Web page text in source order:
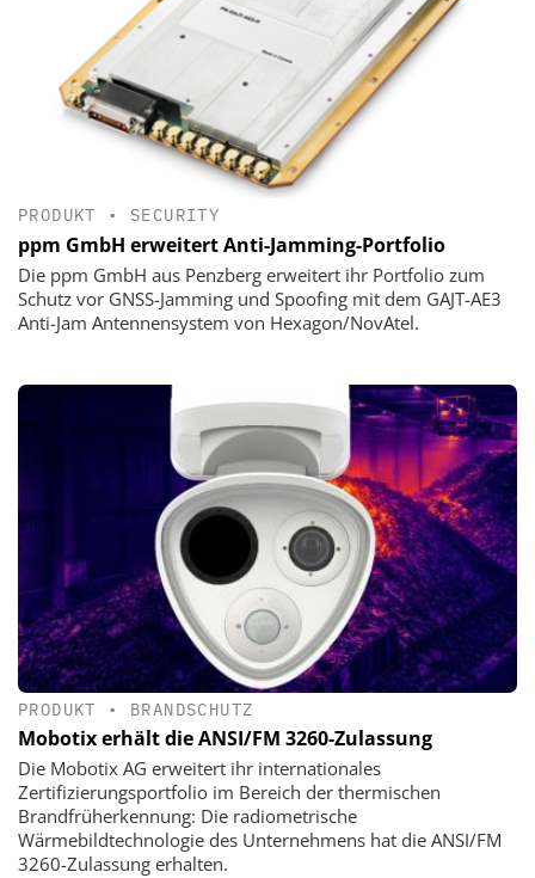
PRODUKT • SECURITY
ppm GmbH erweitert Anti-Jamming-Portfolio
Die ppm GmbH aus Penzberg erweitert ihr Portfolio zum
Schutz vor GNSS-Jamming und Spoofing mit dem GAJT-AE3
Anti-Jam Antennensystem von Hexagon/NovAtel.
PRODUKT • BRANDSCHUTZ
Mobotix erhält die ANSI/FM 3260-Zulassung
Die Mobotix AG erweitert ihr internationales
Zertifizierungsportfolio im Bereich der thermischen
Brandfrüherkennung: Die radiometrische
Wärmebildtechnologie des Unternehmens hat die ANSI/FM
3260-Zulassung erhalten.